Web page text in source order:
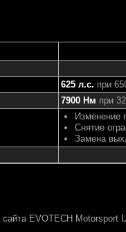
625 л.с. при
7900 Нм при
Изменение
Снятие
Замена